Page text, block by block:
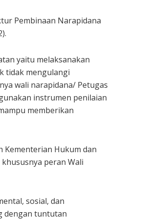
Pembinaan Narapidana
yaitu melaksanakan
tidak mengulangi
wali narapidana/ Petugas
instrumen penilaian
memberikan
Kementerian Hukum dan
peran Wali
sosial, dan
dengan tuntutan